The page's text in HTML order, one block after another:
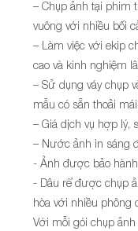
– Chụp ảnh tại phim
vuông với nhiều bối
– Làm việc với ekip
cao và kinh nghiệm
– Sử dụng váy chụp
mẫu có sẵn thoải
– Giá dịch vụ hợp lý,
– Nước ảnh in sáng
- Ảnh được bảo
- Dâu rể được chụp
hòa với nhiều phông
Với mỗi gói chụp